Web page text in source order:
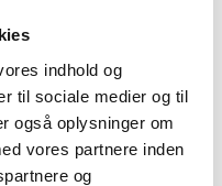
indhold og
til sociale medier og til
også oplysninger om
vores partnere inden
og
og andre